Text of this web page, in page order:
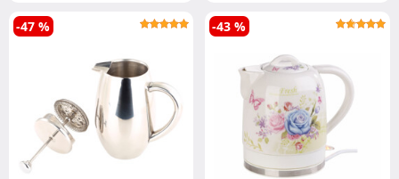
isolat..
-47 % -43 %